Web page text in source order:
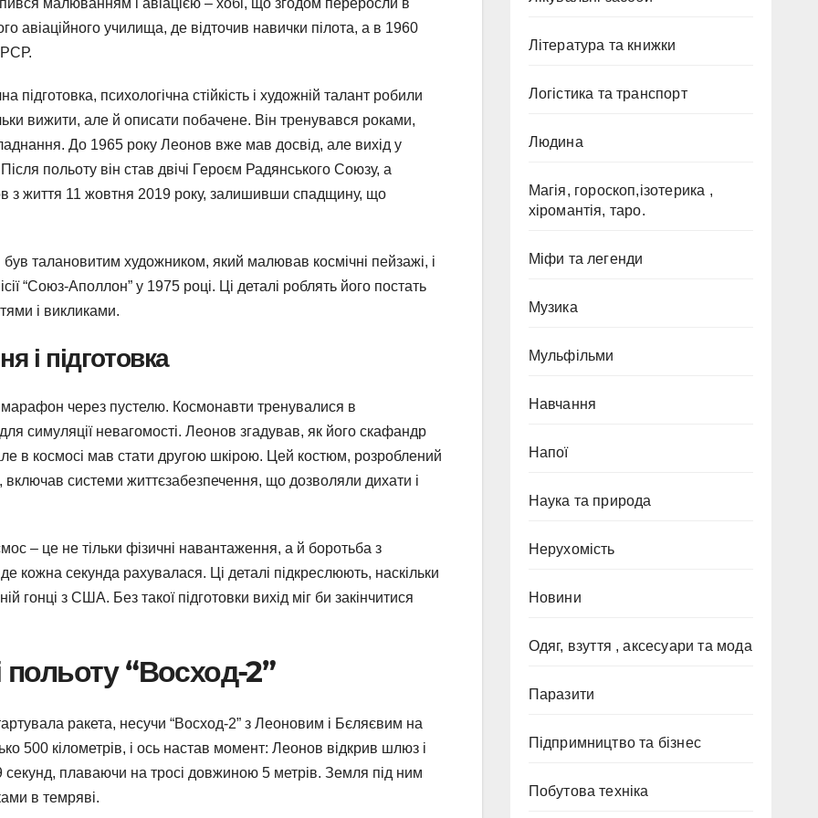
авіаційного училища, де відточив навички пілота, а в 1960
психологічна стійкість і художній талант робили
вижити, але й описати побачене. Він тренувався роками,
До 1965 року Леонов вже мав досвід, але вихід у
польоту він став двічі Героєм Радянського Союзу, а
з життя 11 жовтня 2019 року, залишивши спадщину, що
талановитим художником, який малював космічні пейзажі, і
“Союз-Аполлон” у 1975 році. Ці деталі роблять його постать
і викликами.
і підготовка
через пустелю. Космонавти тренувалися в
симуляції невагомості. Леонов згадував, як його скафандр
в космосі мав стати другою шкірою. Цей костюм, розроблений
системи життєзабезпечення, що дозволяли дихати і
– це не тільки фізичні навантаження, а й боротьба з
кожна секунда рахувалася. Ці деталі підкреслюють, наскільки
гонці з США. Без такої підготовки вихід міг би закінчитися
польоту “Восход-2”
ракета, несучи “Восход-2” з Леоновим і Бєляєвим на
500 кілометрів, і ось настав момент: Леонов відкрив шлюз і
секунд, плаваючи на тросі довжиною 5 метрів. Земля під ним
в темряві.
Література та книжки
Логістика та транспорт
Людина
Магія, гороскоп,ізотерика ,
хіромантія, таро.
Міфи та легенди
Музика
Мульфільми
Навчання
Напої
Наука та природа
Нерухомість
Новини
Одяг, взуття , аксесуари та мода
Паразити
Підпримництво та бізнес
Побутова техніка